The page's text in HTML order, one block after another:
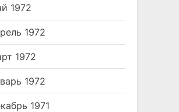
1972
1972
1972
1972
1971